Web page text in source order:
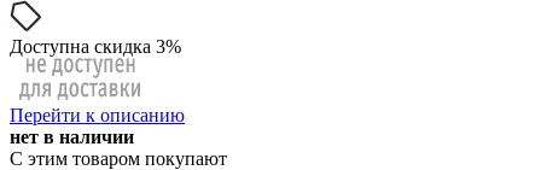
Доступна скидка 3%
Перейти к описанию
нет в наличии
С этим товаром покупают